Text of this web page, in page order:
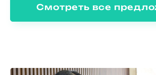
Смотреть все